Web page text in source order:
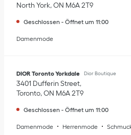
North York,ON M6A 2T9
Geschlossen - Öffnet um 11:00
Damenmode
DIOR Toronto Yorkdale Dior Boutique
3401 Dufferin Street
Toronto,ON M6A 2T9
Geschlossen - Öffnet um 11:00
Damenmode Herrenmode